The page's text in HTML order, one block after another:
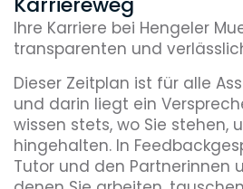
Ihre Karriere bei Hengeler
transparenten und
Dieser Zeitplan ist für alle
und darin liegt ein
wissen stets, wo Sie stehen,
hingehalten. In
Tutor und den Partnerinnen